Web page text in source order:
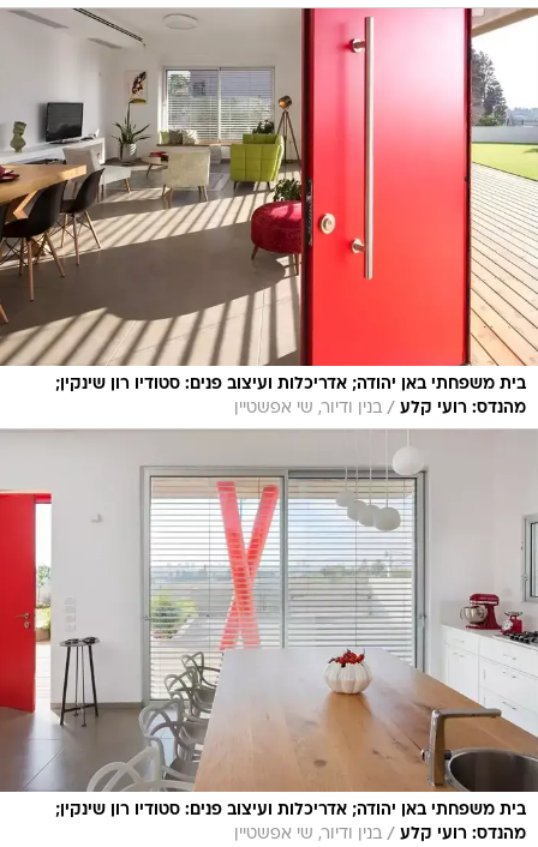
בית משפחתי באן יהודה; אדריכלות ועיצוב פנים: סטודיו רון שינקין;
מהנדס: רועי קלע / בנין ודיור, שי אפשטיין
בית משפחתי באן יהודה; אדריכלות ועיצוב פנים: סטודיו רון שינקין;
מהנדס: רועי קלע / בנין ודיור, שי אפשטיין